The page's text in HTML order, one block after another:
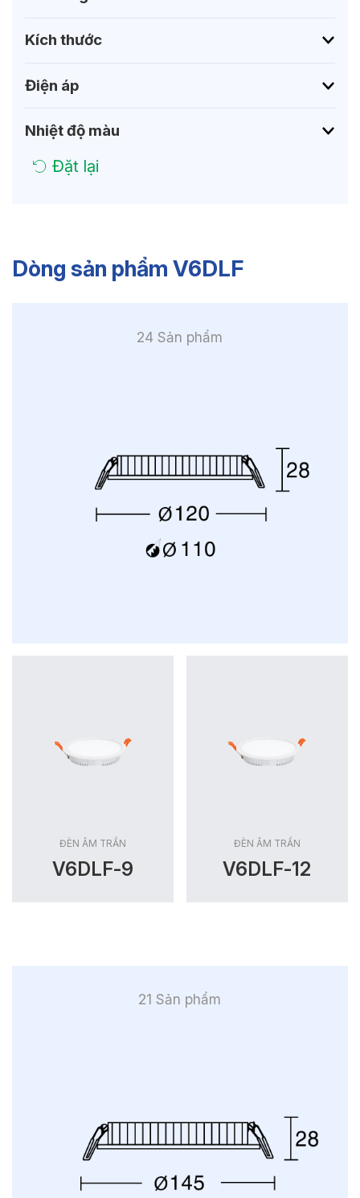
Kích thước
Điện áp
Nhiệt độ màu
Đặt lại
Dòng sản phẩm V6DLF
24 Sản phẩm
ĐÈN ÂM TRẦN
V6DLF-9
ĐÈN ÂM TRẦN
V6DLF-12
21 Sản phẩm